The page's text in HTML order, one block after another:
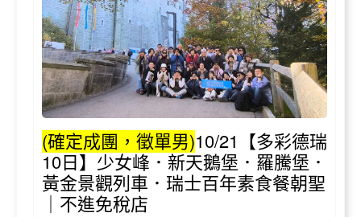
(確定成團，徵單男)10/21【多彩德瑞
10日】少女峰．新天鵝堡．羅騰堡．
黃金景觀列車．瑞士百年素食餐朝聖
｜不進免稅店